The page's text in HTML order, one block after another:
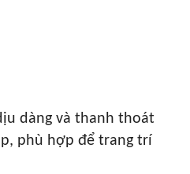
dàng và thanh thoát
phù hợp để trang trí